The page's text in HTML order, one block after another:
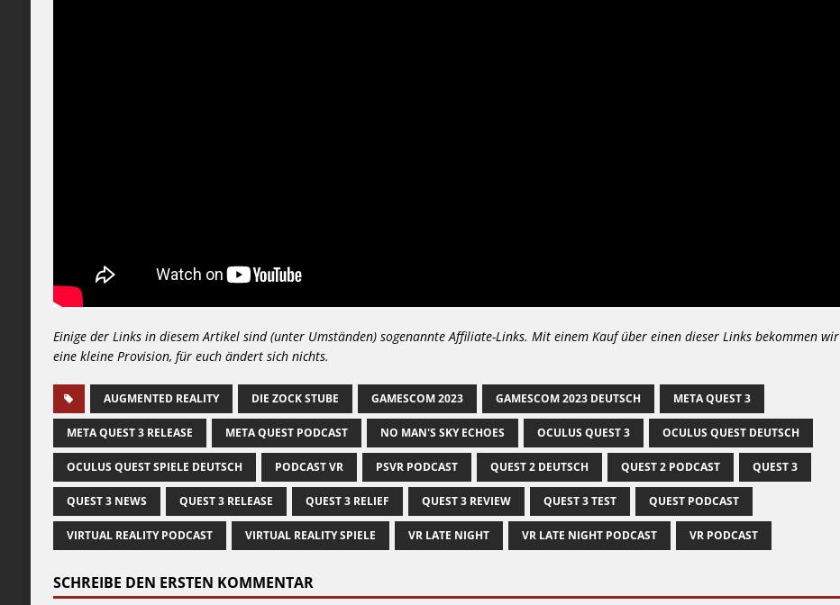
Einige der Links in diesem Artikel sind (unter Umständen) sogenannte Affiliate-Links. Mit einem Kauf über einen dieser Links bekommen wir
eine kleine Provision, für euch ändert sich nichts.
AUGMENTED REALITY DIE ZOCK STUBE GAMESCOM 2023 GAMESCOM 2023 DEUTSCH META QUEST 3
META QUEST 3 RELEASE META QUEST PODCAST NO MAN'S SKY ECHOES OCULUS QUEST 3 OCULUS QUEST DEUTSCH
OCULUS QUEST SPIELE DEUTSCH PODCAST VR PSVR PODCAST QUEST 2 DEUTSCH QUEST 2 PODCAST QUEST 3
QUEST 3 NEWS QUEST 3 RELEASE QUEST 3 RELIEF QUEST 3 REVIEW QUEST 3 TEST QUEST PODCAST
VIRTUAL REALITY PODCAST VIRTUAL REALITY SPIELE VR LATE NIGHT VR LATE NIGHT PODCAST VR PODCAST
SCHREIBE DEN ERSTEN KOMMENTAR